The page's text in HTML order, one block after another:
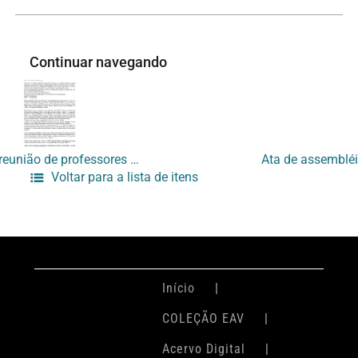
Continuar navegando
Ata de reunião de professores 15/05/2007
Voltar para a lista de itens
Início
COLEÇÃO EAV
Acervo Digital